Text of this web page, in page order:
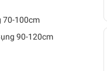
70-100cm
90-120cm